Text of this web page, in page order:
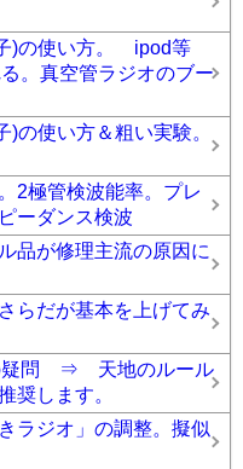
)の使い方。 ipod等
。真空管ラジオのブー
の使い方＆粗い実験。
2極管検波能率。プレ
ーダンス検波
品が修理主流の原因に
らだが基本を上げてみ
疑問 ⇒ 天地のルール
奨します。
ラジオ」の調整。擬似